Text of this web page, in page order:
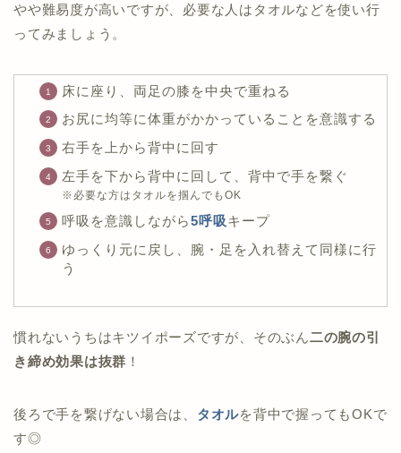
やや難易度が高いですが、必要な人はタオルなどを使い行
ってみましょう。
床に座り、両足の膝を中央で重ねる
お尻に均等に体重がかかっていることを意識する
右手を上から背中に回す
左手を下から背中に回して、背中で手を繋ぐ
※必要な方はタオルを掴んでもOK
呼吸を意識しながら5呼吸キープ
ゆっくり元に戻し、腕・足を入れ替えて同様に行
う
慣れないうちはキツイポーズですが、そのぶん二の腕の引
き締め効果は抜群 ！
後ろで手を繋げない場合は、 タオルを背中で握ってもOKで
す◎